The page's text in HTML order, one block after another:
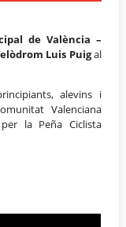
de València –
Luis Puigal
alevins i
Valenciana
la Peña Ciclista